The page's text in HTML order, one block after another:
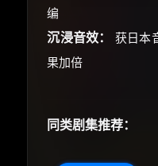
编
沉浸音效：
获日本
果加倍
同类剧集推荐：